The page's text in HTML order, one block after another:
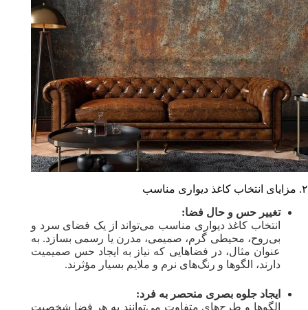
۲. مزایای انتخاب کاغذ دیواری مناسب
تغییر حس و حال فضا:
انتخاب کاغذ دیواری مناسب می‌تواند از یک فضای سرد و
بی‌روح، محیطی گرم، صمیمی، مدرن یا رسمی بسازد. به
عنوان مثال، در فضاهایی که نیاز به ایجاد حس صمیمیت
دارند، الگوها و رنگ‌های نرم و ملایم بسیار مؤثرند.
ایجاد جلوه بصری منحصر به فرد:
الگوها و طرح‌های متفاوت می‌توانند به هر فضا شخصیت